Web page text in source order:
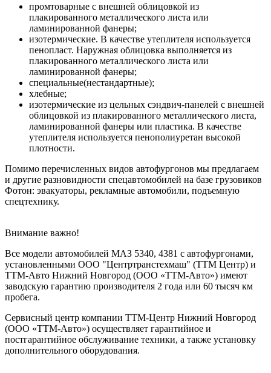
промтоварные с внешней облицовкой из
плакированного металлического листа или
ламинированной фанеры;
изотермические. В качестве утеплителя используется
пенопласт. Наружная облицовка выполняется из
плакированного металлического листа или
ламинированной фанеры;
специальные(нестандартные);
хлебные;
изотермические из цельных сэндвич-панелей с внешней
облицовкой из плакированного металлического листа,
ламинированной фанеры или пластика. В качестве
утеплителя используется пенополиуретан высокой
плотности.
Помимо перечисленных видов автофургонов мы предлагаем
и другие разновидности спецавтомобилей на базе грузовиков
Фотон: эвакуаторы, рекламные автомобили, подъемную
спецтехнику.
Внимание важно!
Все модели автомобилей МАЗ 5340, 4381 с автофургонами,
установленными ООО "Центртранстехмаш" (ТТМ Центр) и
ТТМ-Авто Нижний Новгород (ООО «ТТМ-Авто») имеют
заводскую гарантию производителя 2 года или 60 тысяч км
пробега.
Сервисный центр компании ТТМ-Центр Нижний Новгород
(ООО «ТТМ-Авто») осуществляет гарантийное и
постгарантийное обслуживание техники, а также установку
дополнительного оборудования.